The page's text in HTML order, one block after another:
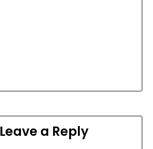
Leave a Reply